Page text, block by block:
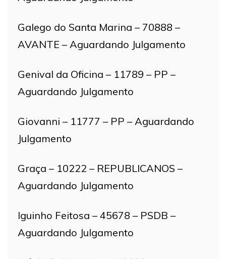
Galego do Santa Marina – 70888 –
AVANTE – Aguardando Julgamento
Genival da Oficina – 11789 – PP –
Aguardando Julgamento
Giovanni – 11777 – PP – Aguardando
Julgamento
Graça – 10222 – REPUBLICANOS –
Aguardando Julgamento
Iguinho Feitosa – 45678 – PSDB –
Aguardando Julgamento